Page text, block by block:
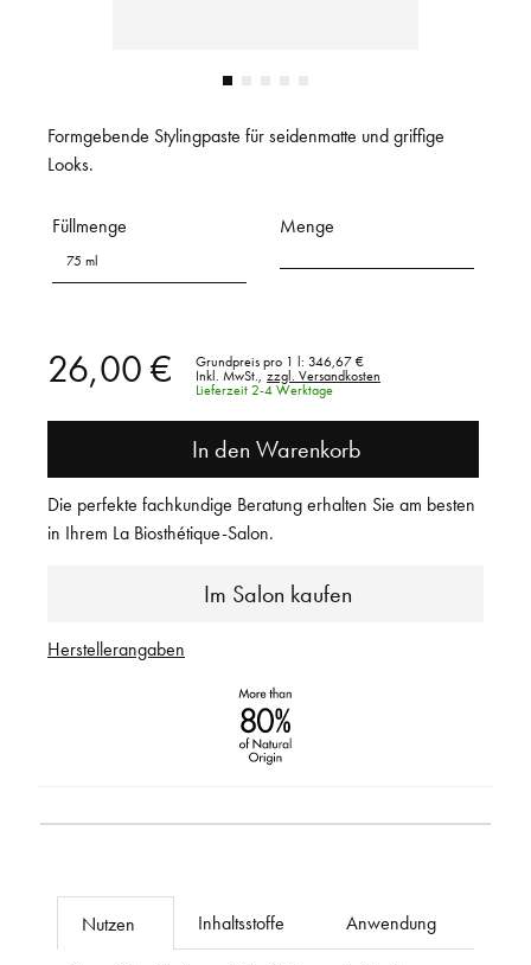
Formgebende Stylingpaste für seidenmatte und griffige
Looks.
Füllmenge
75 ml
Menge
26,00 € Grundpreis pro 1 l: 346,67 €
Inkl. MwSt.,
zzgl. Versandkosten
Lieferzeit 2-4 Werktage
In den Warenkorb
Im Salon kaufen
Die perfekte fachkundige Beratung erhalten Sie am besten
in Ihrem La Biosthétique-Salon.
Herstellerangaben
Nutzen Inhaltsstoffe Anwendung